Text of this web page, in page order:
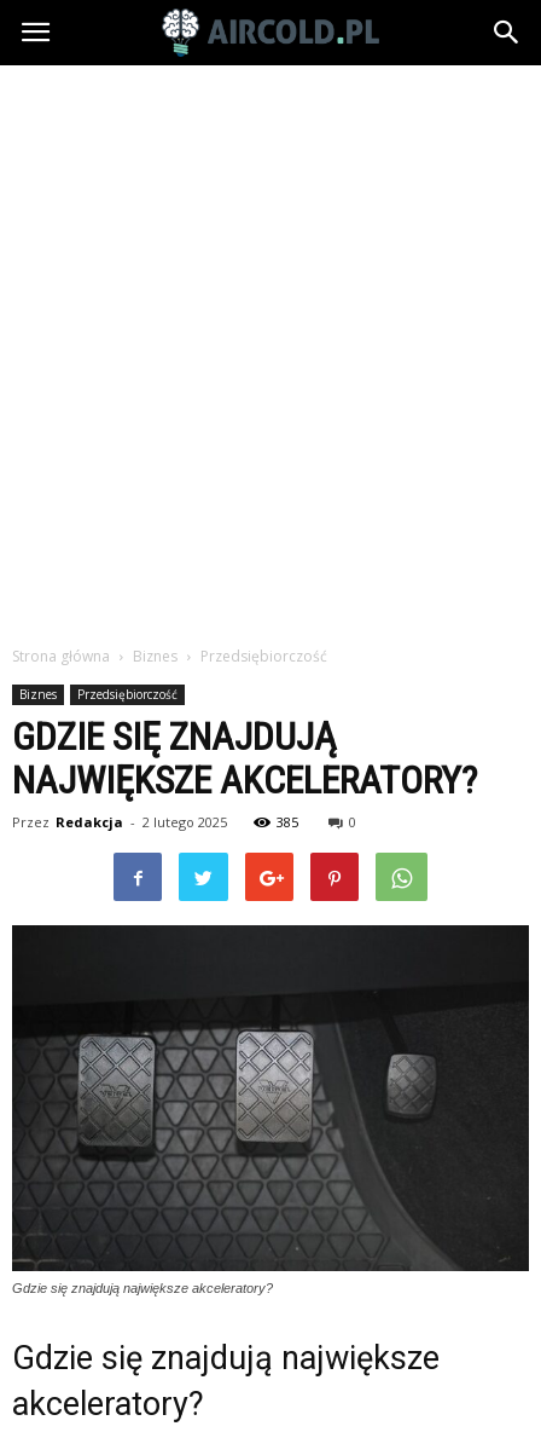
Aircold.pl
Strona główna Biznes Przedsiębiorczość
Biznes Przedsiębiorczość
GDZIE SIĘ ZNAJDUJĄ
NAJWIĘKSZE AKCELERATORY?
Przez Redakcja - 2 lutego 2025 385 0
Gdzie się znajdują największe akceleratory?
Gdzie się znajdują największe
akceleratory?